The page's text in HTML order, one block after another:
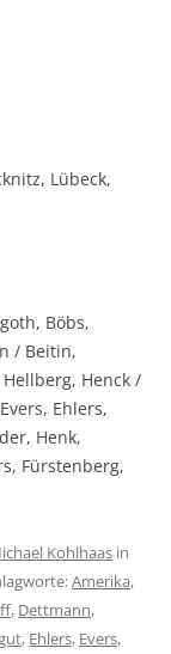
Lübeck,
Böbs,
/ Beitin,
Henck /
Ehlers,
Henk,
Fürstenberg,
Kohlhaas in
Amerika,
, Dettmann,
, Ehlers, Evers,